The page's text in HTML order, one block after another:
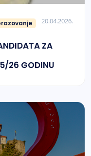
20.04.2026.
ZA
26 GODINU